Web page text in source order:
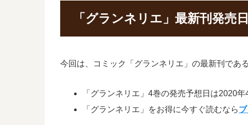
「グランネリエ」最新刊発売
今回は、コミック「グランネリエ」の最新刊であ
「グランネリエ」4巻の発売予想日は2020
「グランネリエ」をお得に今すぐ読むなら